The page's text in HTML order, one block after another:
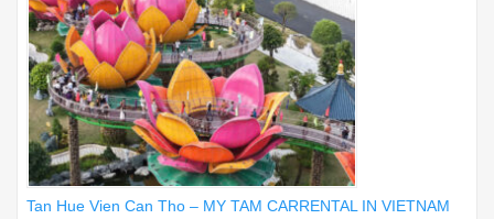
Tan Hue Vien Can Tho – MY TAM CARRENTAL IN VIETNAM